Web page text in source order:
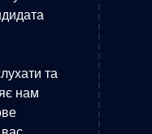
та
нам